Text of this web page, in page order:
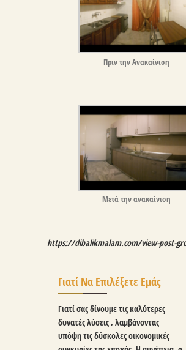
Πριν την Ανακαίνιση
Μετά την ανακαίνιση
https://dibalikmalam.com/view-post-
Γιατί Να Επιλέξετε Εμάς
Γιατί σας δίνουμε τις καλύτερες
δυνατές λύσεις , λαμβάνοντας
υπόψη τις δύσκολες οικονομικές